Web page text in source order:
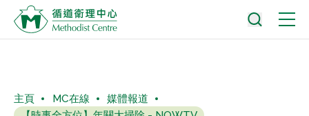
主頁 MC在線
媒體報道